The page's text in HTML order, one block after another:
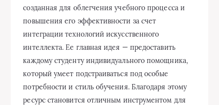
созданная для облегчения учебного процесса и
повышения его эффективности за счет
интеграции технологий искусственного
интеллекта. Ее главная идея — предоставить
каждому студенту индивидуального помощника,
который умеет подстраиваться под особые
потребности и стиль обучения. Благодаря этому
ресурс становится отличным инструментом для